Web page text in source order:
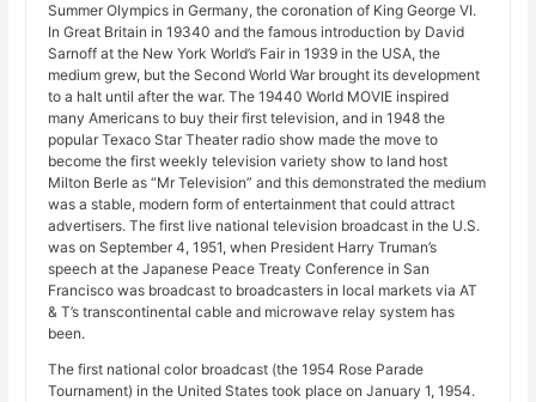
Summer Olympics in Germany, the coronation of King George VI.
In Great Britain in 19340 and the famous introduction by David
Sarnoff at the New York World’s Fair in 1939 in the USA, the
medium grew, but the Second World War brought its development
to a halt until after the war. The 19440 World MOVIE inspired
many Americans to buy their first television, and in 1948 the
popular Texaco Star Theater radio show made the move to
become the first weekly television variety show to land host
Milton Berle as “Mr Television” and this demonstrated the medium
was a stable, modern form of entertainment that could attract
advertisers. The first live national television broadcast in the U.S.
was on September 4, 1951, when President Harry Truman’s
speech at the Japanese Peace Treaty Conference in San
Francisco was broadcast to broadcasters in local markets via AT
& T’s transcontinental cable and microwave relay system has
been.
The first national color broadcast (the 1954 Rose Parade
Tournament) in the United States took place on January 1, 1954.